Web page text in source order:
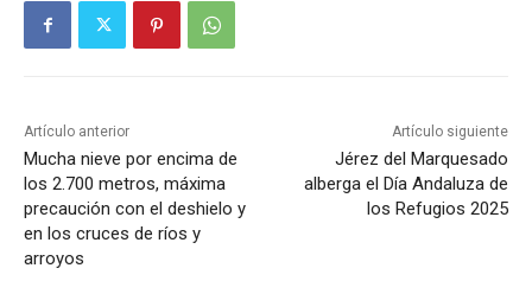
Artículo anterior
Mucha nieve por encima de
los 2.700 metros, máxima
precaución con el deshielo y
en los cruces de ríos y
arroyos
Artículo siguiente
Jérez del Marquesado
alberga el Día Andaluza de
los Refugios 2025